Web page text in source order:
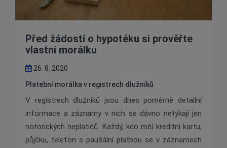
Před žádostí o hypotéku si prověřte
vlastní morálku
26. 8. 2020
Platební morálka v registrech dlužníků
V registrech dlužníků jsou dnes poměrně detailní
informace a záznamy v nich se dávno netýkají jen
notorických neplatičů. Každý, kdo měl kreditní kartu,
půjčku, telefon s paušální platbou se v záznamech